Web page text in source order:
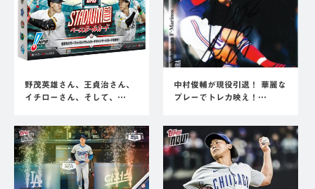
野茂英雄さん、王貞治さん、
イチローさん、そして、…
中村俊輔が現役引退！ 華麗な
プレーでトレカ映え！…